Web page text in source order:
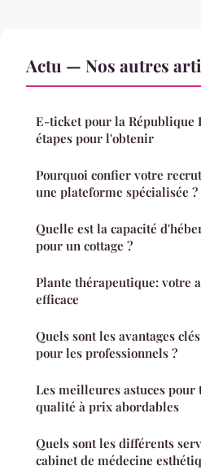
Actu — Nos autres
E-ticket pour la République
étapes pour l'obtenir
Pourquoi confier votre
une plateforme spécialisée ?
Quelle est la capacité
pour un cottage ?
Plante thérapeutique: votre
efficace
Quels sont les avantages
pour les professionnels ?
Les meilleures astuces
qualité à prix abordables
Quels sont les différents
cabinet de médecine